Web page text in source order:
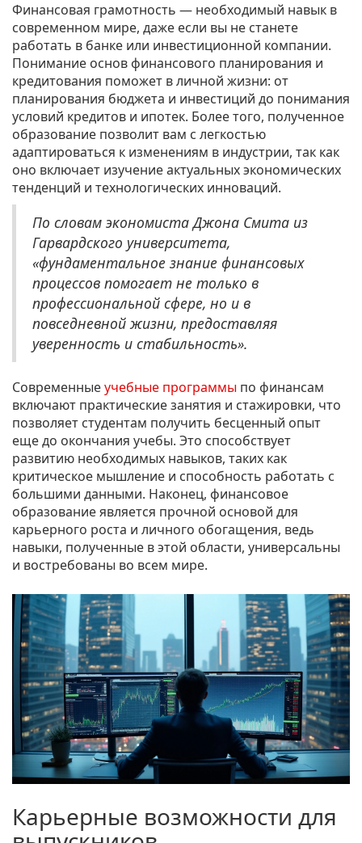
Финансовая грамотность — необходимый навык в
современном мире, даже если вы не станете
работать в банке или инвестиционной компании.
Понимание основ финансового планирования и
кредитования поможет в личной жизни: от
планирования бюджета и инвестиций до понимания
условий кредитов и ипотек. Более того, полученное
образование позволит вам с легкостью
адаптироваться к изменениям в индустрии, так как
оно включает изучение актуальных экономических
тенденций и технологических инноваций.
По словам экономиста Джона Смита из
Гарвардского университета,
«фундаментальное знание финансовых
процессов помогает не только в
профессиональной сфере, но и в
повседневной жизни, предоставляя
уверенность и стабильность».
Современныеучебные программы по финансам
включают практические занятия и стажировки, что
позволяет студентам получить бесценный опыт
еще до окончания учебы. Это способствует
развитию необходимых навыков, таких как
критическое мышление и способность работать с
большими данными. Наконец, финансовое
образование является прочной основой для
карьерного роста и личного обогащения, ведь
навыки, полученные в этой области, универсальны
и востребованы во всем мире.
Карьерные возможности для